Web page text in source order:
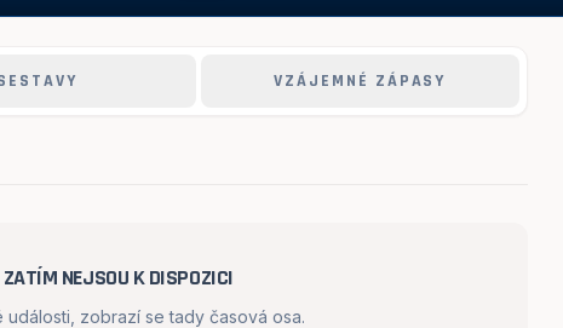
VZÁJEMNÉ ZÁPASY
NEJSOU K DISPOZICI
zobrazí se tady časová osa.